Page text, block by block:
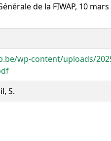
de la FIWAP, 10
wp-content/uploads/2025/
S.